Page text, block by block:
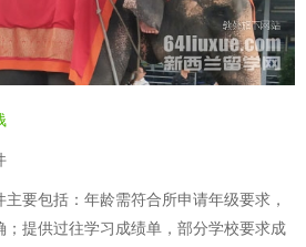
要包括：年龄需符合所申请年级要求，
提供过往学习成绩单，部分学校要求成